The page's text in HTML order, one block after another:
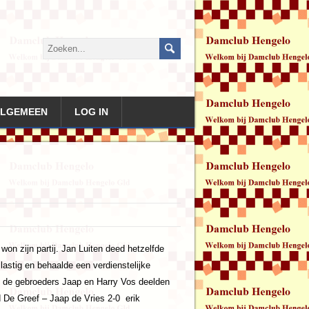
LOG IN
zijn partij. Jan Luiten deed hetzelfde
en behaalde een verdienstelijke
gebroeders Jaap en Harry Vos deelden
Greef – Jaap de Vries 2-0 erik